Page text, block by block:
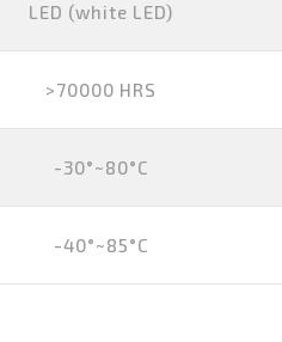
LED (white LED)
>70000 HRS
-30°~80°C
-40°~85°C